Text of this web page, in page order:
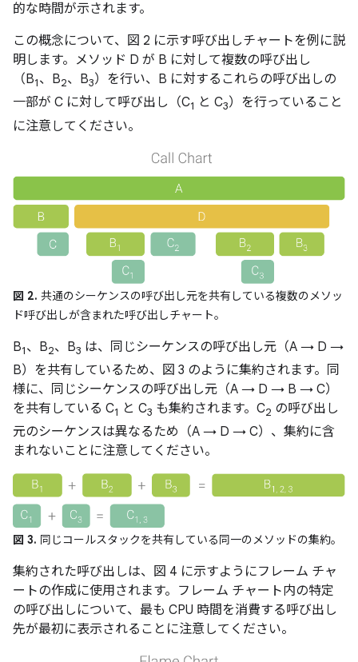
的な時間が示されます。
この概念について、図 2 に示す呼び出しチャートを例に説
明します。メソッド D が B に対して複数の呼び出し
（B1、B2、B3）を行い、B に対するこれらの呼び出しの
一部が C に対して呼び出し（C1 と C3）を行っていること
に注意してください。
図 2. 共通のシーケンスの呼び出し元を共有している複数のメソッ
ド呼び出しが含まれた呼び出しチャート。
B1、B2、B3 は、同じシーケンスの呼び出し元（A → D →
B）を共有しているため、図 3 のように集約されます。同
様に、同じシーケンスの呼び出し元（A → D → B → C）
を共有している C1 と C3 も集約されます。C2 の呼び出し
元のシーケンスは異なるため（A → D → C）、集約に含
まれないことに注意してください。
図 3. 同じコールスタックを共有している同一のメソッドの集約。
集約された呼び出しは、図 4 に示すようにフレーム チャ
ートの作成に使用されます。フレーム チャート内の特定
の呼び出しについて、最も CPU 時間を消費する呼び出し
先が最初に表示されることに注意してください。